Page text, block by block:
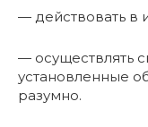
— действовать в
— осуществлять
установленные
разумно.